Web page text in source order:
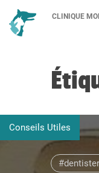
contenu
CLINIQUE
Conseils Utiles